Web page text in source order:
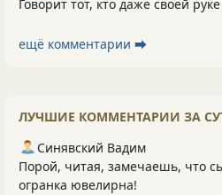
Говорит тот, кто даже своей
ещё комментарии ⮕
ЛУЧШИЕ КОММЕНТАРИИ ЗА
Синявский Вадим
Порой, читая, замечаешь, что
огранка ювелирна!